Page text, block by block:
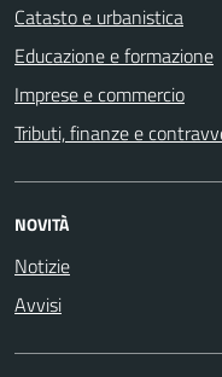
Catasto e urbanistica
Educazione e formazione
Imprese e commercio
Tributi, finanze e
NOVITÀ
Notizie
Avvisi